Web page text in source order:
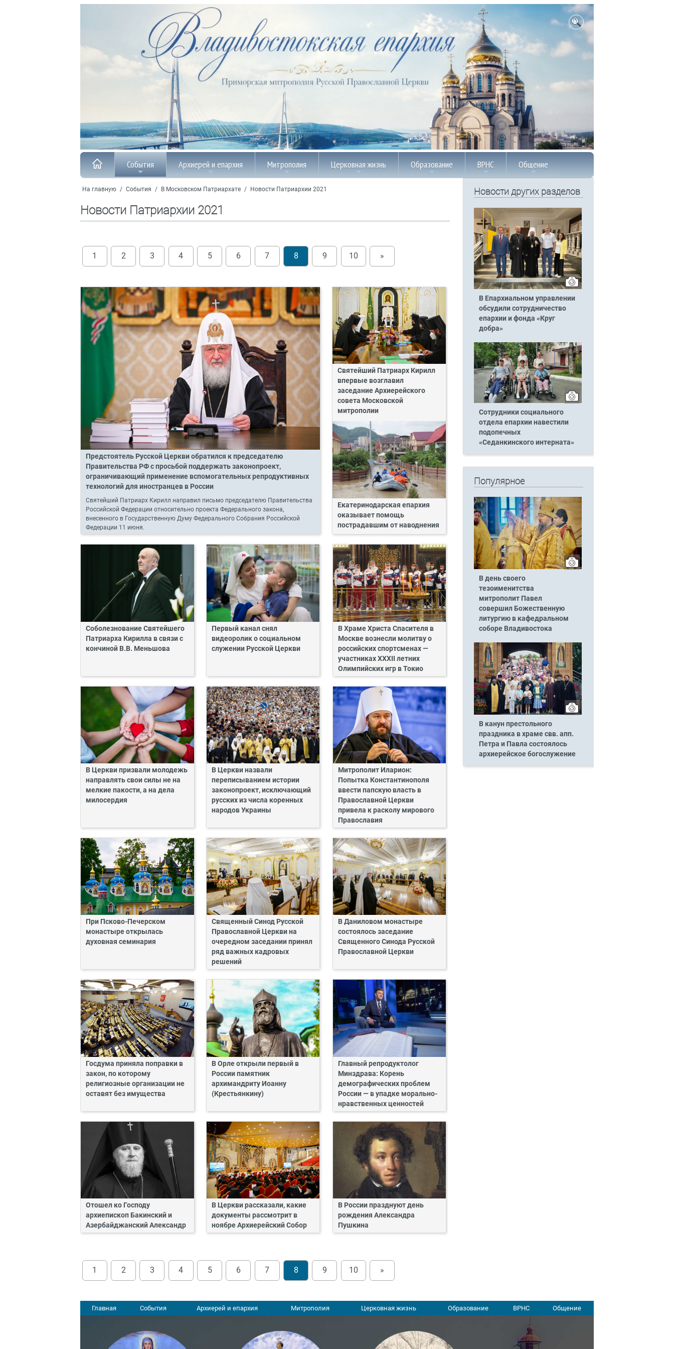
События Архиерей и епархия Митрополия Церковная жизнь Образование ВРНС Общение
На главную / События / В Московском Патриархате / Новости Патриархии 2021
Новости Патриархии 2021
1 2 3 4 5 6 7 8 9 10 »
Предстоятель Русской Церкви обратился к председателю
Правительства РФ с просьбой поддержать законопроект,
ограничивающий применение вспомогательных репродуктивных
технологий для иностранцев в России
Святейший Патриарх Кирилл направил письмо председателю Правительства
Российской Федерации относительно проекта Федерального закона,
внесенного в Государственную Думу Федерального Собрания Российской
Федерации 11 июня.
Святейший Патриарх Кирилл
впервые возглавил
заседание Архиерейского
совета Московской
митрополии
Екатеринодарская епархия
оказывает помощь
пострадавшим от наводнения
Соболезнование Святейшего
Патриарха Кирилла в связи с
кончиной В.В. Меньшова
Первый канал снял
видеоролик о социальном
служении Русской Церкви
В Храме Христа Спасителя в
Москве вознесли молитву о
российских спортсменах ―
участниках XXXII летних
Олимпийских игр в Токио
В Церкви призвали молодежь
направлять свои силы не на
мелкие пакости, а на дела
милосердия
В Церкви назвали
переписыванием истории
законопроект, исключающий
русских из числа коренных
народов Украины
Митрополит Иларион:
Попытка Константинополя
ввести папскую власть в
Православной Церкви
привела к расколу мирового
Православия
При Псково-Печерском
монастыре открылась
духовная семинария
Священный Синод Русской
Православной Церкви на
очередном заседании принял
ряд важных кадровых
решений
В Даниловом монастыре
состоялось заседание
Священного Синода Русской
Православной Церкви
Госдума приняла поправки в
закон, по которому
религиозные организации не
оставят без имущества
В Орле открыли первый в
России памятник
архимандриту Иоанну
(Крестьянкину)
Главный репродуктолог
Минздрава: Корень
демографических проблем
России — в упадке морально-
нравственных ценностей
Отошел ко Господу
архиепископ Бакинский и
Азербайджанский Александр
В Церкви рассказали, какие
документы рассмотрит в
ноябре Архиерейский Собор
В России празднуют день
рождения Александра
Пушкина
1 2 3 4 5 6 7 8 9 10 »
Новости других разделов
В Епархиальном управлении
обсудили сотрудничество
епархии и фонда «Круг
добра»
Сотрудники социального
отдела епархии навестили
подопечных
«Седанкинского интерната»
Популярное
В день своего
тезоименитства
митрополит Павел
совершил Божественную
литургию в кафедральном
соборе Владивостока
В канун престольного
праздника в храме свв. апп.
Петра и Павла состоялось
архиерейское богослужение
Главная События Архиерей и епархия Митрополия Церковная жизнь Образование ВРНС Общение